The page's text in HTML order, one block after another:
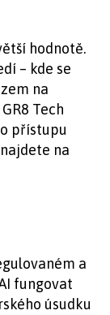
hodnotě.
– kde se
na
Tech
přístupu
na
a
fungovat
úsudku